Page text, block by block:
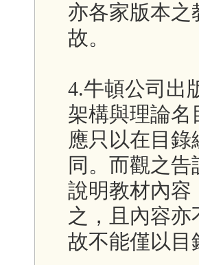
亦各家版本之
故。
4.牛頓公司出
架構與理論名
應只以在目
同。而觀之
說明教材內容
之，且內容
故不能僅以目